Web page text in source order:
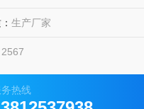
生产厂家
2567
务热线